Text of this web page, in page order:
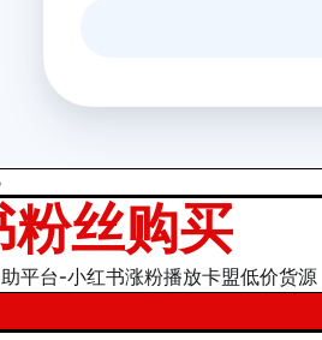
丝购买
平台-小红书涨粉播放卡盟低价货源